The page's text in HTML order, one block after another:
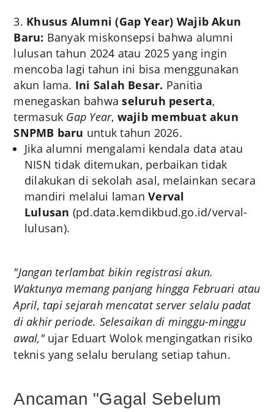
Khusus Alumni (Gap Year) Wajib Akun
Baru: Banyak miskonsepsi bahwa alumni
lulusan tahun 2024 atau 2025 yang ingin
mencoba lagi tahun ini bisa menggunakan
akun lama. Ini Salah Besar. Panitia
menegaskan bahwaseluruh peserta,
termasuk Gap Year, wajib membuat akun
SNPMB baru untuk tahun 2026.
Jika alumni mengalami kendala data atau
NISN tidak ditemukan, perbaikan tidak
dilakukan di sekolah asal, melainkan secara
mandiri melalui lamanVerval
Lulusan (pd.data.kemdikbud.go.id/verval-
lulusan).
"Jangan terlambat bikin registrasi akun.
Waktunya memang panjang hingga Februari atau
April, tapi sejarah mencatat server selalu padat
di akhir periode. Selesaikan di minggu-minggu
awal,"ujar Eduart Wolok mengingatkan risiko
teknis yang selalu berulang setiap tahun.
Ancaman "Gagal Sebelum